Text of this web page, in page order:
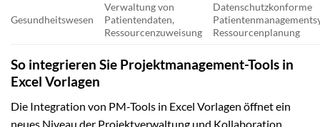
Gesundheitswesen
Verwaltung von
Patientendaten,
Ressourcenzuweisung
Datenschutzkonforme
Ressourcenplanung
So integrieren Sie Projektmanagement-Tools in
Excel Vorlagen
Die Integration von PM-Tools in Excel Vorlagen öffnet ein
neues Niveau der Projektverwaltung und Kollaboration.